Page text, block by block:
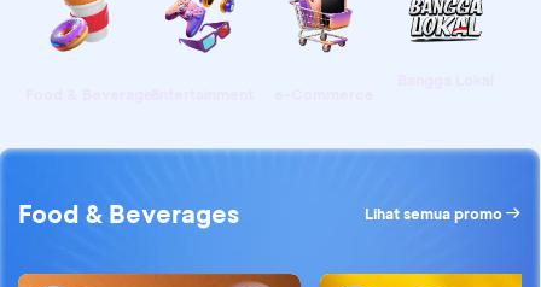
Bolak Balik Meriahnya - Promo HUT BCA 69
Food & Beverages Lihat semua promo